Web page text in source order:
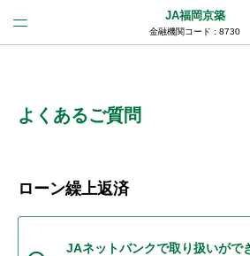
JA福岡京築
金融機関コード : 8730
(法人JAネットバンク)
JAネットバンクトップ
よくあるご質問
ローン繰上返済
JAネットバンクで取り扱いがで